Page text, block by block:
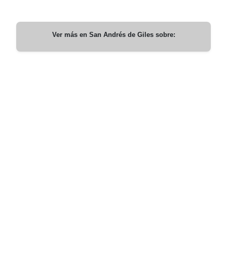
Ver más en San Andrés de Gilessobre: